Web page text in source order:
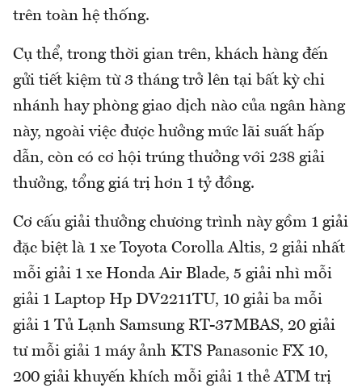
trên toàn hệ thống.
Cụ thể, trong thời gian trên, khách hàng đến
gửi tiết kiệm từ 3 tháng trở lên tại bất kỳ chi
nhánh hay phòng giao dịch nào của ngân hàng
này, ngoài việc được hưởng mức lãi suất hấp
dẫn, còn có cơ hội trúng thưởng với 238 giải
thưởng, tổng giá trị hơn 1 tỷ đồng.
Cơ cấu giải thưởng chương trình này gồm 1 giải
đặc biệt là 1 xe Toyota Corolla Altis, 2 giải nhất
mỗi giải 1 xe Honda Air Blade, 5 giải nhì mỗi
giải 1 Laptop Hp DV2211TU, 10 giải ba mỗi
giải 1 Tủ Lạnh Samsung RT-37MBAS, 20 giải
tư mỗi giải 1 máy ảnh KTS Panasonic FX 10,
200 giải khuyến khích mỗi giải 1 thẻ ATM trị